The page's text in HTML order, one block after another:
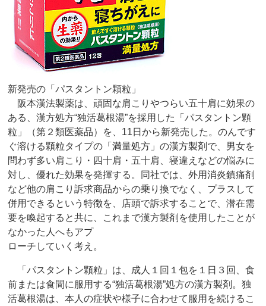
新発売の「パスタントン顆粒」
阪本漢法製薬は、頑固な肩こりやつらい五十肩に効果の
ある、漢方処方“独活葛根湯”を採用した「パスタントン顆
粒」（第２類医薬品）を、11日から新発売した。のんです
ぐ溶ける顆粒タイプの「満量処方」の漢方製剤で、男女を
問わず多い肩こり・四十肩・五十肩、寝違えなどの悩みに
対し、優れた効果を発揮する。同社では、外用消炎鎮痛剤
など他の肩こり訴求商品からの乗り換でなく、プラスして
併用できるという特徴を、店頭で訴求することで、潜在需
要を喚起すると共に、これまで漢方製剤を使用したことが
なかった人へもアプ
ローチしていく考え。
「パスタントン顆粒」は、成人１回１包を１日３回、食
前または食間に服用する“独活葛根湯”処方の漢方製剤。独
活葛根湯は、本人の症状や様子に合わせて服用を続けるこ